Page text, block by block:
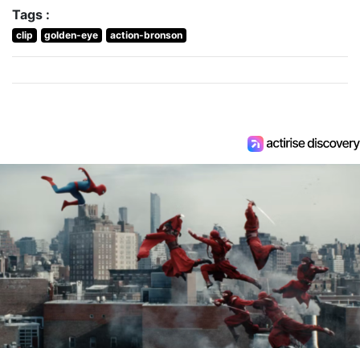
Tags :
clip golden-eye action-bronson